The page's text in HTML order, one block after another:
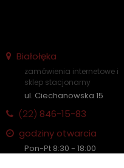
Białołęka
zamówienia internetowe i
sklep stacjonarny
ul. Ciechanowska 15
(22) 846-15-83
godziny otwarcia
Pon-Pt 8:30 - 18:00